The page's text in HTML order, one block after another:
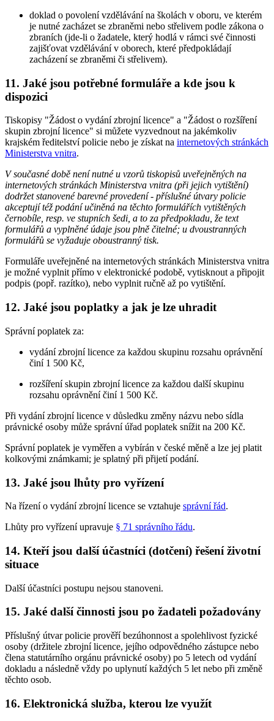
doklad o povolení vzdělávání na školách v oboru, ve kterém
je nutné zacházet se zbraněmi nebo střelivem podle zákona o
zbraních (jde-li o žadatele, který hodlá v rámci své činnosti
zajišťovat vzdělávání v oborech, které předpokládají
zacházení se zbraněmi či střelivem).
11. Jaké jsou potřebné formuláře a kde jsou k
dispozici
Tiskopisy "Žádost o vydání zbrojní licence" a "Žádost o rozšíření
skupin zbrojní licence" si můžete vyzvednout na jakémkoliv
krajském ředitelství policie nebo je získat na internetových stránkách
Ministerstva vnitra.
V současné době není nutné u vzorů tiskopisů uveřejněných na
internetových stránkách Ministerstva vnitra (při jejich vytištění)
dodržet stanovené barevné provedení - příslušné útvary policie
akceptují též podání učiněná na těchto formulářích vytištěných
černobíle, resp. ve stupních šedi, a to za předpokladu, že text
formulářů a vyplněné údaje jsou plně čitelné; u dvoustranných
formulářů se vyžaduje oboustranný tisk.
Formuláře uveřejněné na internetových stránkách Ministerstva vnitra
je možné vyplnit přímo v elektronické podobě, vytisknout a připojit
podpis (popř. razítko), nebo vyplnit ručně až po vytištění.
12. Jaké jsou poplatky a jak je lze uhradit
Správní poplatek za:
vydání zbrojní licence za každou skupinu rozsahu oprávnění
činí 1 500 Kč,
rozšíření skupin zbrojní licence za každou další skupinu
rozsahu oprávnění činí 1 500 Kč.
Při vydání zbrojní licence v důsledku změny názvu nebo sídla
právnické osoby může správní úřad poplatek snížit na 200 Kč.
Správní poplatek je vyměřen a vybírán v české měně a lze jej platit
kolkovými známkami; je splatný při přijetí podání.
13. Jaké jsou lhůty pro vyřízení
Na řízení o vydání zbrojní licence se vztahuje správní řád.
Lhůty pro vyřízení upravuje § 71 správního řádu.
14. Kteří jsou další účastníci (dotčení) řešení životní
situace
Další účastníci postupu nejsou stanoveni.
15. Jaké další činnosti jsou po žadateli požadovány
Příslušný útvar policie prověří bezúhonnost a spolehlivost fyzické
osoby (držitele zbrojní licence, jejího odpovědného zástupce nebo
člena statutárního orgánu právnické osoby) po 5 letech od vydání
dokladu a následně vždy po uplynutí každých 5 let nebo při změně
těchto osob.
16. Elektronická služba, kterou lze využít